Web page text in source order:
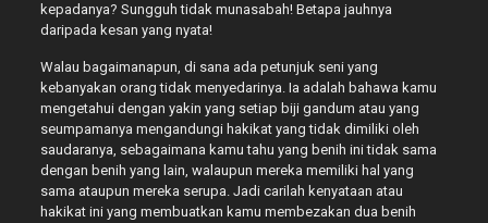
kepadanya? Sungguh tidak munasabah! Betapa jauhnya
daripada kesan yang nyata!
Walau bagaimanapun, di sana ada petunjuk seni yang
kebanyakan orang tidak menyedarinya. Ia adalah bahawa kamu
mengetahui dengan yakin yang setiap biji gandum atau yang
seumpamanya mengandungi hakikat yang tidak dimiliki oleh
saudaranya, sebagaimana kamu tahu yang benih ini tidak sama
dengan benih yang lain, walaupun mereka memiliki hal yang
sama ataupun mereka serupa. Jadi carilah kenyataan atau
hakikat ini yang membuatkan kamu membezakan dua benih